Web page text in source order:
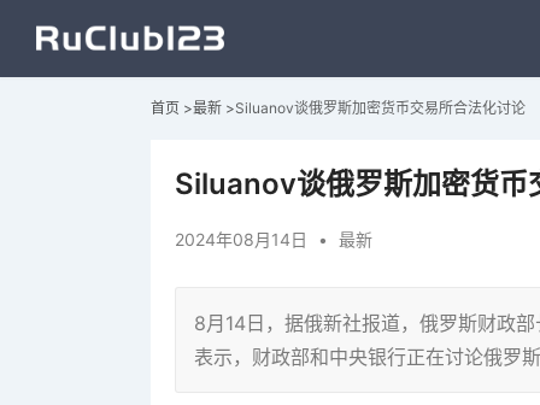
首页 >最新 >Siluanov谈俄罗斯加密货币交易所合法化讨论
Siluanov谈俄罗斯加密货币
2024年08月14日 • 最新
8月14日，据俄新社报道，俄罗斯财政
表示，财政部和中央银行正在讨论俄罗